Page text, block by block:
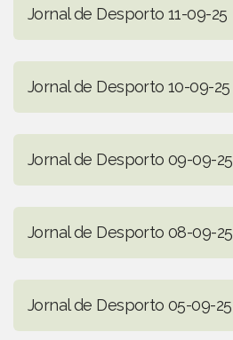
Jornal de Desporto 11-09-25
Jornal de Desporto 10-09-25
Jornal de Desporto 09-09-25
Jornal de Desporto 08-09-25
Jornal de Desporto 05-09-25